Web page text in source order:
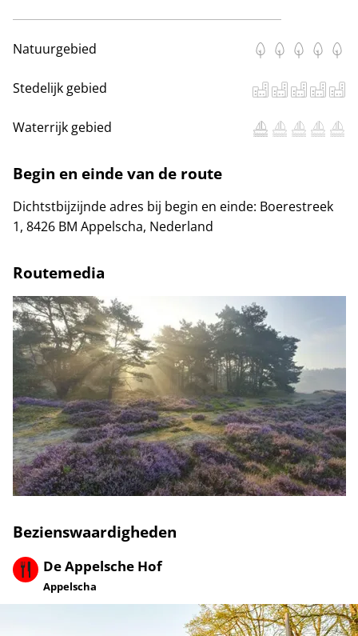
Natuurgebied
Stedelijk gebied
Waterrijk gebied
Begin en einde van de route
Dichtstbijzijnde adres bij begin en einde: Boerestreek
1, 8426 BM Appelscha, Nederland
Routemedia
Bezienswaardigheden
De Appelsche Hof
Appelscha